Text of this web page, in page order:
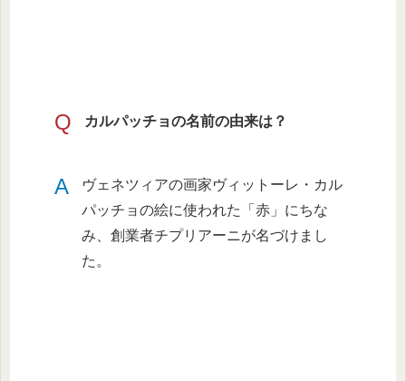
Q カルパッチョの名前の由来は？
A
ヴェネツィアの画家ヴィットーレ・カル
パッチョの絵に使われた「赤」にちな
み、創業者チプリアーニが名づけまし
た。